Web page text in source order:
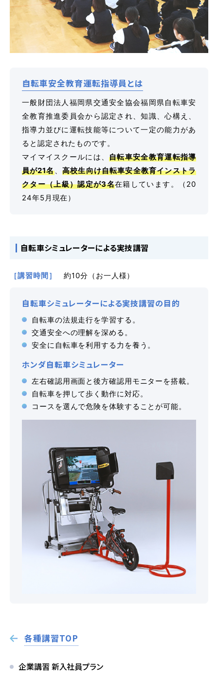
花畑校ブログ
福岡大学前営業所（入校申込受付）
福岡大学前営業所ブログ
各種講習
選ばれる理由
特別な支援が必要な方
よくあるご質問
笹丘校の方
花畑校の方
笹丘校バスコース
花畑校バスコース
スクールバスについて
バスのり
お問い合わせ
プライバシーポリシー
お知らせ
お知らせ NEW!
年2月からも可能です
各種講習TOP
企業講習 新入社員プラン
自転車安全教育運転指導員とは
一般財団法人福岡県交通安全協会福岡県自転車安
全教育推進委員会から認定され、知識、心構え、
指導力並びに運転技能等について一定の能力があ
ると認定されたものです。
マイマイスクールには、自転車安全教育運転指導
員が21名、 高校生向け自転車安全教育インストラ
クター（上級）認定が3名在籍しています。（20
24年5月現在）
自転車シミュレーターによる実技講習
［講習時間］ 約10分（お一人様）
自転車シミュレーターによる実技講習の目的
自転車の法規走行を学習する。
交通安全への理解を深める。
安全に自転車を利用する力を養う。
ホンダ自転車シミュレーター
左右確認用画面と後方確認用モニターを搭載。
自転車を押して歩く動作に対応。
コースを選んで危険を体験することが可能。